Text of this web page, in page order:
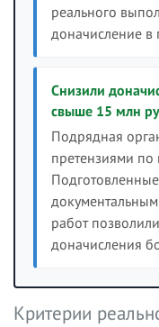
реального
доначисление
Снизили
свыше 15 млн
Подрядная
претензиями по
работ
доначисления
Критерии